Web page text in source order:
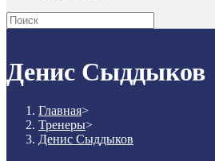
Денис Сыддыков
Главная>
Тренеры>
Денис Сыддыков